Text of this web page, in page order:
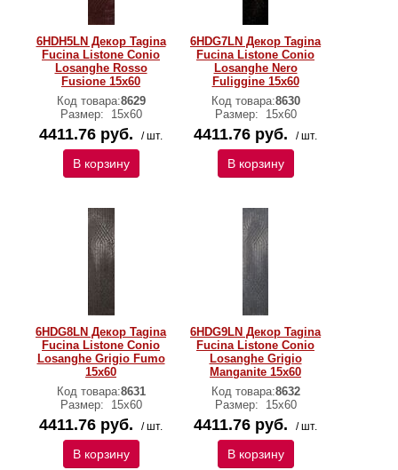
6HDH5LN Декор Tagina
Fucina Listone Conio
Losanghe Rosso
Fusione 15x60
Код товара:8629
Размер:
15x60
4411.76 руб. / шт.
В корзину
6HDG7LN Декор Tagina
Fucina Listone Conio
Losanghe Nero
Fuliggine 15x60
Код товара:8630
Размер:
15x60
4411.76 руб. / шт.
В корзину
6HDG8LN Декор Tagina
Fucina Listone Conio
Losanghe Grigio Fumo
15x60
Код товара:8631
Размер:
15x60
4411.76 руб. / шт.
В корзину
6HDG9LN Декор Tagina
Fucina Listone Conio
Losanghe Grigio
Manganite 15x60
Код товара:8632
Размер:
15x60
4411.76 руб. / шт.
В корзину